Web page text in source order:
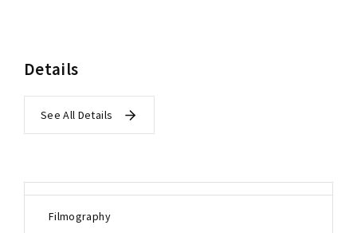
Details
See All Details
Filmography